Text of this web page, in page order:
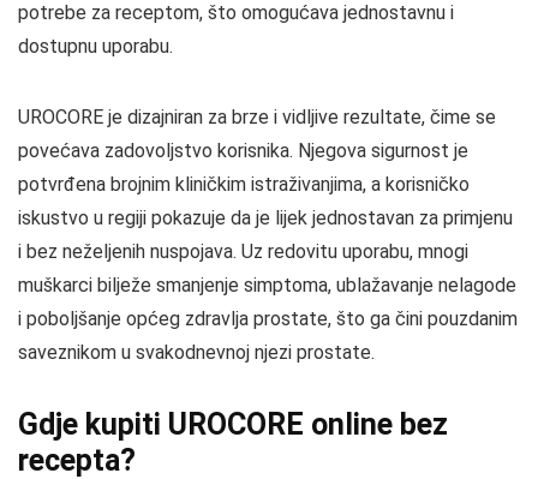
potrebe za receptom, što omogućava jednostavnu i
dostupnu uporabu.
UROCORE je dizajniran za brze i vidljive rezultate, čime se
povećava zadovoljstvo korisnika. Njegova sigurnost je
potvrđena brojnim kliničkim istraživanjima, a korisničko
iskustvo u regiji pokazuje da je lijek jednostavan za primjenu
i bez neželjenih nuspojava. Uz redovitu uporabu, mnogi
muškarci bilježe smanjenje simptoma, ublažavanje nelagode
i poboljšanje općeg zdravlja prostate, što ga čini pouzdanim
saveznikom u svakodnevnoj njezi prostate.
Gdje kupiti UROCORE online bez
recepta?